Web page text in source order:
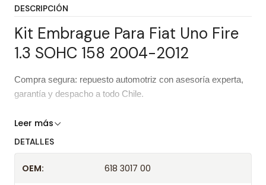
DESCRIPCIÓN
Kit Embrague Para Fiat Uno Fire
1.3 SOHC 158 2004-2012
Compra segura: repuesto automotriz con asesoría experta,
garantía y despacho a todo Chile.
Características del repuesto
SOHC 158 2004-2012
Leer más
DETALLES
OEM: 618 3017 00